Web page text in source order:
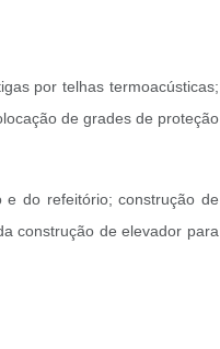
por telhas termoacústicas;
de grades de proteção
do refeitório; ⁠construção de
construção de elevador para